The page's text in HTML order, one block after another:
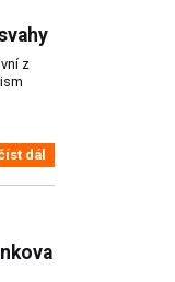
z
dál